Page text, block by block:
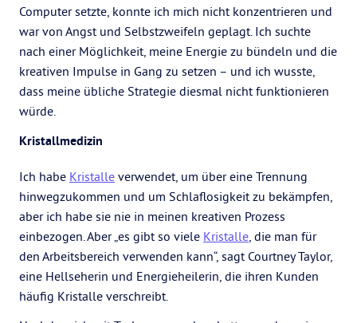
Computer setzte, konnte ich mich nicht konzentrieren und
war von Angst und Selbstzweifeln geplagt. Ich suchte
nach einer Möglichkeit, meine Energie zu bündeln und die
kreativen Impulse in Gang zu setzen – und ich wusste,
dass meine übliche Strategie diesmal nicht funktionieren
würde.
Kristallmedizin
Ich habe Kristalle verwendet, um über eine Trennung
hinwegzukommen und um Schlaflosigkeit zu bekämpfen,
aber ich habe sie nie in meinen kreativen Prozess
einbezogen. Aber „es gibt so viele Kristalle, die man für
den Arbeitsbereich verwenden kann“, sagt Courtney Taylor,
eine Hellseherin und Energieheilerin, die ihren Kunden
häufig Kristalle verschreibt.